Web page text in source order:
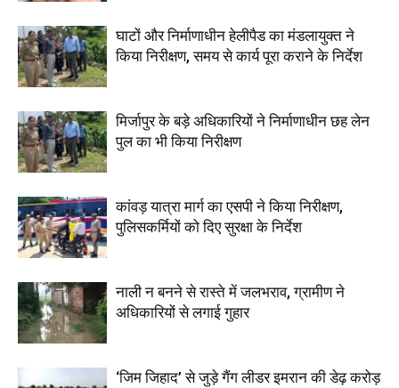
घाटों और निर्माणाधीन हेलीपैड का मंडलायुक्त ने
किया निरीक्षण, समय से कार्य पूरा कराने के निर्देश
मिर्जापुर के बड़े अधिकारियों ने निर्माणाधीन छह लेन
पुल का भी किया निरीक्षण
कांवड़ यात्रा मार्ग का एसपी ने किया निरीक्षण,
पुलिसकर्मियों को दिए सुरक्षा के निर्देश
नाली न बनने से रास्ते में जलभराव, ग्रामीण ने
अधिकारियों से लगाई गुहार
‘जिम जिहाद’ से जुड़े गैंग लीडर इमरान की डेढ़ करोड़